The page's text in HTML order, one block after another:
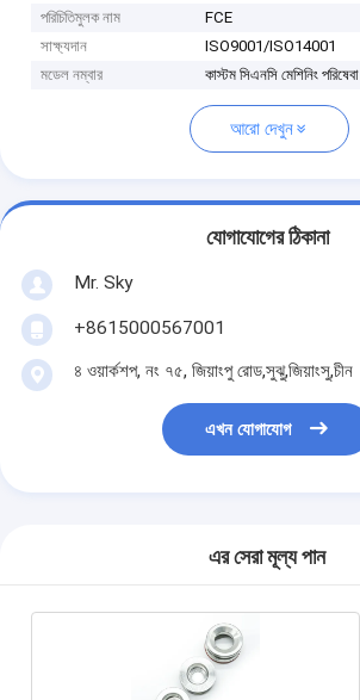
পরিচিতিমুলক নাম
FCE
সাক্ষ্যদান
ISO9001/ISO14001
মডেল নম্বার
কাস্টম সিএনসি মেশিনিং পরিষেবা
আরো দেখুন
যোগাযোগের ঠিকানা
Mr. Sky
+8615000567001
৪ ওয়ার্কশপ, নং ৭৫, জিয়াংপু রোড,সুঝু,জিয়াংসু,চীন
এখন যোগাযোগ
এর সেরা মূল্য পান